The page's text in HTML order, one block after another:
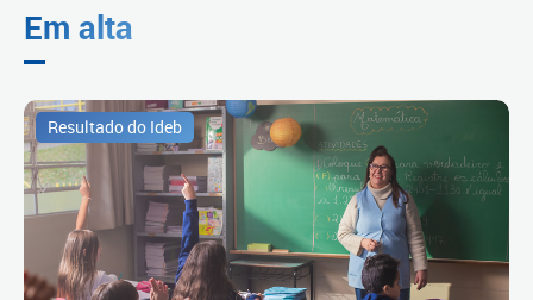
Em alta
Resultado do Ideb